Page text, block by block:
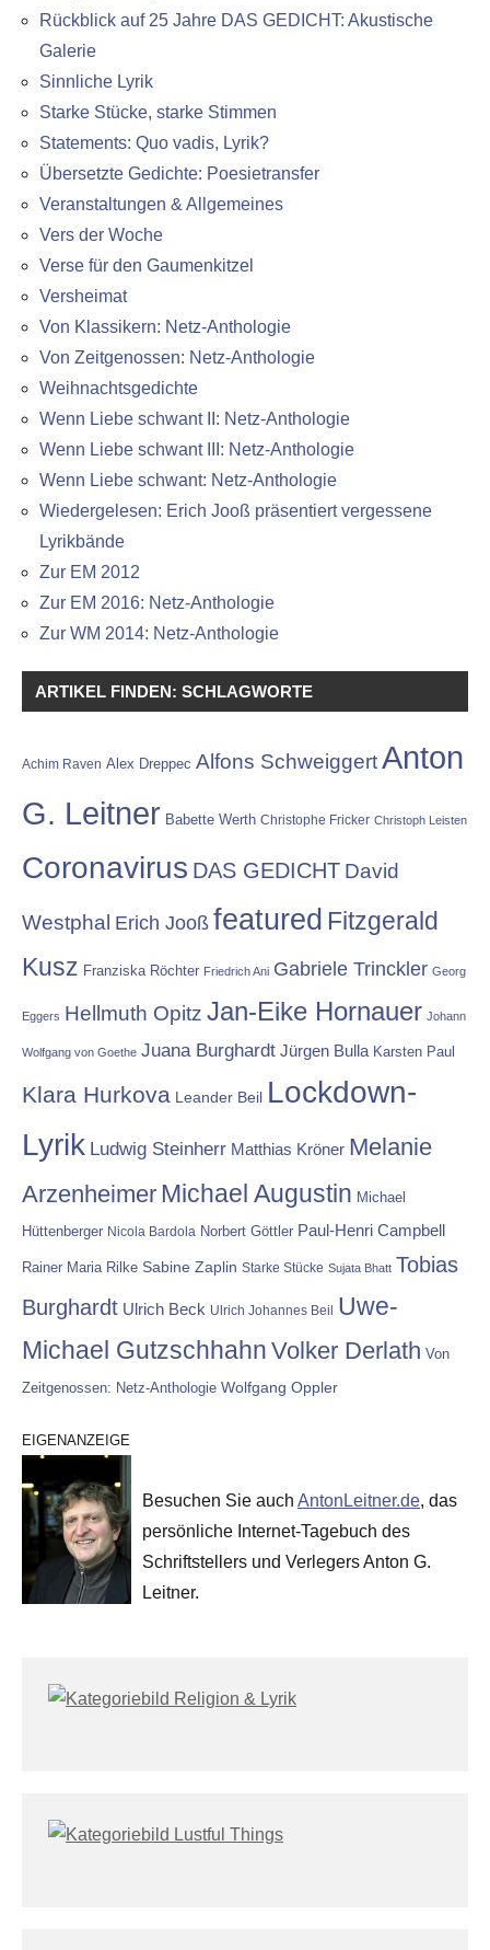
Rückblick auf 25 Jahre DAS GEDICHT: Akustische
Galerie
Sinnliche Lyrik
Starke Stücke, starke Stimmen
Statements: Quo vadis, Lyrik?
Übersetzte Gedichte: Poesietransfer
Veranstaltungen & Allgemeines
Vers der Woche
Verse für den Gaumenkitzel
Versheimat
Von Klassikern: Netz-Anthologie
Von Zeitgenossen: Netz-Anthologie
Weihnachtsgedichte
Wenn Liebe schwant II: Netz-Anthologie
Wenn Liebe schwant III: Netz-Anthologie
Wenn Liebe schwant: Netz-Anthologie
Wiedergelesen: Erich Jooß präsentiert vergessene
Lyrikbände
Zur EM 2012
Zur EM 2016: Netz-Anthologie
Zur WM 2014: Netz-Anthologie
ARTIKEL FINDEN: SCHLAGWORTE
Achim Raven Alex Dreppec Alfons SchweiggertAnton
G. Leitner Babette Werth Christophe Fricker Christoph Leisten
Coronavirus DAS GEDICHT David
Westphal Erich Jooß featured Fitzgerald
Kusz Franziska Röchter Friedrich Ani Gabriele Trinckler Georg
Eggers Hellmuth Opitz Jan-Eike Hornauer Johann
Wolfgang von Goethe Juana Burghardt Jürgen Bulla Karsten Paul
Klara Hurkova Leander Beil Lockdown-
Lyrik Ludwig Steinherr Matthias Kröner Melanie
Arzenheimer Michael Augustin Michael
Hüttenberger Nicola Bardola Norbert Göttler Paul-Henri Campbell
Rainer Maria Rilke Sabine Zaplin Starke Stücke Sujata Bhatt Tobias
Burghardt Ulrich Beck Ulrich Johannes Beil Uwe-
Michael Gutzschhahn Volker Derlath Von
Zeitgenossen: Netz-Anthologie Wolfgang Oppler
EIGENANZEIGE
Besuchen Sie auch AntonLeitner.de, das
persönliche Internet-Tagebuch des
Schriftstellers und Verlegers Anton G.
Leitner.